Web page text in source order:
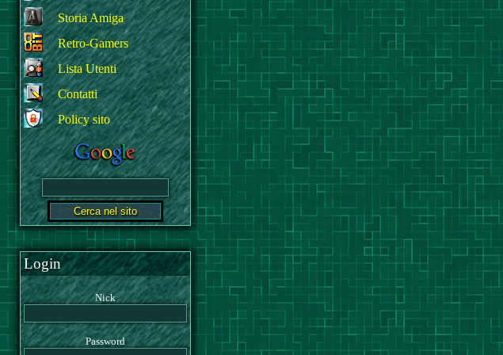
Storia Amiga
Retro-Gamers
Lista Utenti
Contatti
Policy sito
Login
Nick
Password